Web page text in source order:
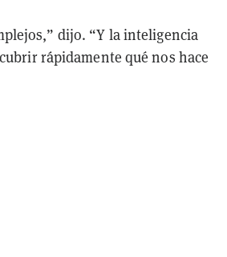
dijo. “Y la inteligencia
rápidamente qué nos hace